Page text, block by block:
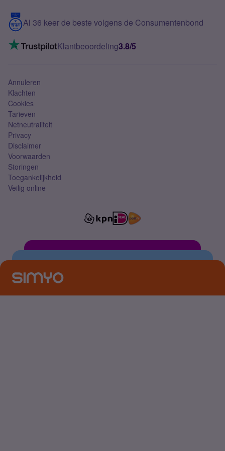
5G internet
Mobiel internet
Mobiel abonnement
Contact
VoLTE 4G bellen
Al 36 keer de beste volgens de Consumentenbond
Klantbeoordeling3.8/5
Annuleren
Klachten
Cookies
Tarieven
Netneutraliteit
Privacy
Disclaimer
Voorwaarden
Storingen
Toegankelijkheid
Veilig online